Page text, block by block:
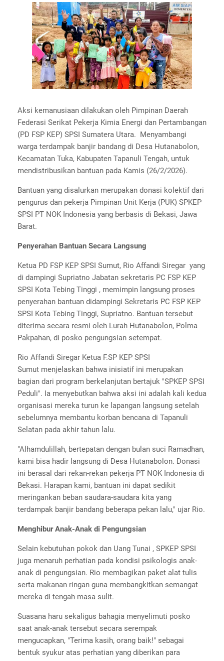
Aksi kemanusiaan dilakukan oleh Pimpinan Daerah
Federasi Serikat Pekerja Kimia Energi dan Pertambangan
(PD FSP KEP) SPSI Sumatera Utara. Menyambangi
warga terdampak banjir bandang di Desa Hutanabolon,
Kecamatan Tuka, Kabupaten Tapanuli Tengah, untuk
mendistribusikan bantuan pada Kamis (26/2/2026).
Bantuan yang disalurkan merupakan donasi kolektif dari
pengurus dan pekerja Pimpinan Unit Kerja (PUK) SPKEP
SPSI PT NOK Indonesia yang berbasis di Bekasi, Jawa
Barat.
Penyerahan Bantuan Secara Langsung
Ketua PD FSP KEP SPSI Sumut, Rio Affandi Siregar yang
di dampingi Supriatno Jabatan sekretaris PC FSP KEP
SPSI Kota Tebing Tinggi , memimpin langsung proses
penyerahan bantuan didampingi Sekretaris PC FSP KEP
SPSI Kota Tebing Tinggi, Supriatno. Bantuan tersebut
diterima secara resmi oleh Lurah Hutanabolon, Polma
Pakpahan, di posko pengungsian setempat.
Rio Affandi Siregar Ketua F.SP KEP SPSI
Sumut menjelaskan bahwa inisiatif ini merupakan
bagian dari program berkelanjutan bertajuk "SPKEP SPSI
Peduli". Ia menyebutkan bahwa aksi ini adalah kali kedua
organisasi mereka turun ke lapangan langsung setelah
sebelumnya membantu korban bencana di Tapanuli
Selatan pada akhir tahun lalu.
"Alhamdulillah, bertepatan dengan bulan suci Ramadhan,
kami bisa hadir langsung di Desa Hutanabolon. Donasi
ini berasal dari rekan-rekan pekerja PT NOK Indonesia di
Bekasi. Harapan kami, bantuan ini dapat sedikit
meringankan beban saudara-saudara kita yang
terdampak banjir bandang beberapa pekan lalu," ujar Rio.
Menghibur Anak-Anak di Pengungsian
Selain kebutuhan pokok dan Uang Tunai , SPKEP SPSI
juga menaruh perhatian pada kondisi psikologis anak-
anak di pengungsian. Rio membagikan paket alat tulis
serta makanan ringan guna membangkitkan semangat
mereka di tengah masa sulit.
Suasana haru sekaligus bahagia menyelimuti posko
saat anak-anak tersebut secara serempak
mengucapkan, "Terima kasih, orang baik!" sebagai
bentuk syukur atas perhatian yang diberikan para